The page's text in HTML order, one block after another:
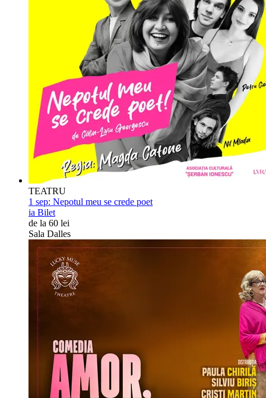
TEATRU
1 sep: Nepotul meu se crede poet
ia Bilet
de la 60 lei
Sala Dalles